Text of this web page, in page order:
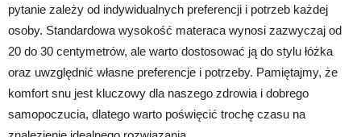
pytanie zależy od indywidualnych preferencji i potrzeb każdej
osoby. Standardowa wysokość materaca wynosi zazwyczaj od
20 do 30 centymetrów, ale warto dostosować ją do stylu łóżka
oraz uwzględnić własne preferencje i potrzeby. Pamiętajmy, że
komfort snu jest kluczowy dla naszego zdrowia i dobrego
samopoczucia, dlatego warto poświęcić trochę czasu na